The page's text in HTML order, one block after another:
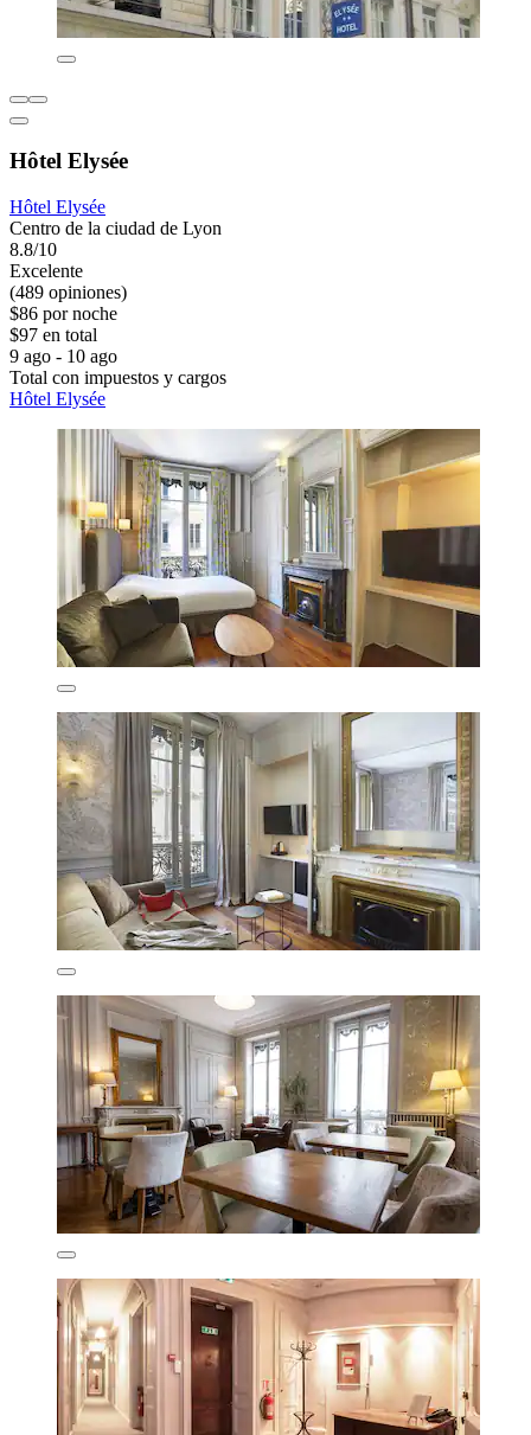
Hôtel Elysée
Hôtel Elysée
Centro de la ciudad de Lyon
8.8/10
Excelente
(489 opiniones)
$86 por noche
$97 en total
9 ago - 10 ago
Total con impuestos y cargos
Hôtel Elysée